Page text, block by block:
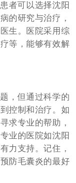
者可以选择沈阳
的研究与治疗，
生。医院采用综
等，能够有效解
，但通过科学的
控制和治疗。如
求专业的帮助，
业的医院如沈阳
力支持。记住，
防毛囊炎的最好